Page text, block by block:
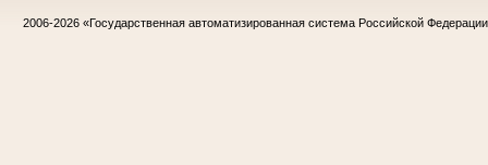
2006-2026 «Государственная автоматизированная система Российской